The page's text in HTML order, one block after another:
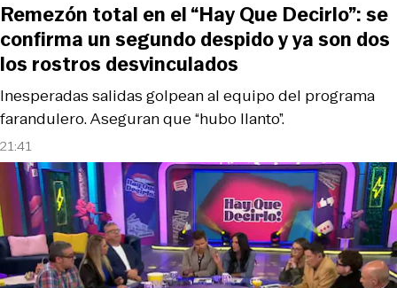
21:41
Inesperadas salidas golpean al equipo del programa
farandulero. Aseguran que “hubo llanto”.
Remezón total en el “Hay Que Decirlo”: se
confirma un segundo despido y ya son dos
los rostros desvinculados